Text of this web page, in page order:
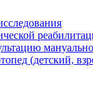
(детский,